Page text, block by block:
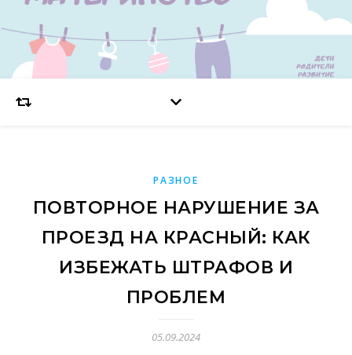
РАЗНОЕ
ПОВТОРНОЕ НАРУШЕНИЕ ЗА
ПРОЕЗД НА КРАСНЫЙ: КАК
ИЗБЕЖАТЬ ШТРАФОВ И
ПРОБЛЕМ
05.09.2024